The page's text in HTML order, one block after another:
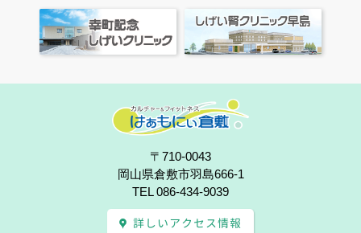
〒710-0043
岡山県倉敷市羽島666-1
TEL 086-434-9039
詳しいアクセス情報